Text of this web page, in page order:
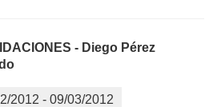
- Diego Pérez
2012 - 09/03/2012